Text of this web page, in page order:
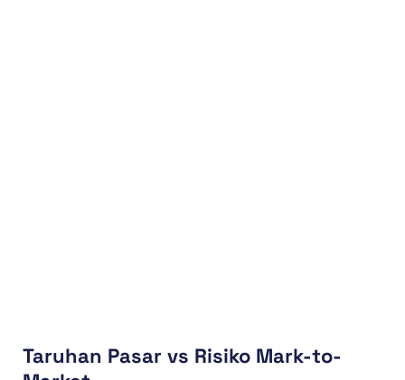
Taruhan Pasar vs Risiko Mark-to-